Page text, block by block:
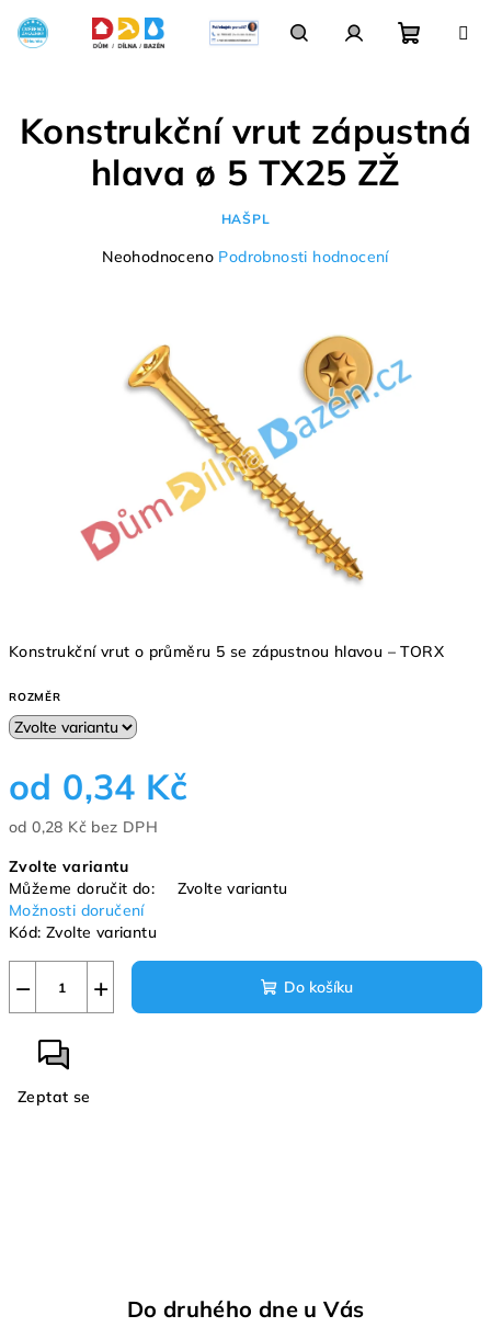
obsah
košík
Konstrukční vrut o průměru 5 se zápustnou hlavou – TORX
ROZMĚR
od 0,34 Kč
od0,28 Kč bez DPH
cena:
Zvolte variantu
Můžeme doručit do:
Zvolte variantu
Možnosti doručení
Kód: Zvolte variantu
+
− Do košíku
Zeptat se
Konstrukční vrut zápustná
hlava ø 5 TX25 ZŽ
HAŠPL
Průměrné
hvězdiček.
Neohodnoceno Podrobnosti hodnocení
Do druhého dne u Vás